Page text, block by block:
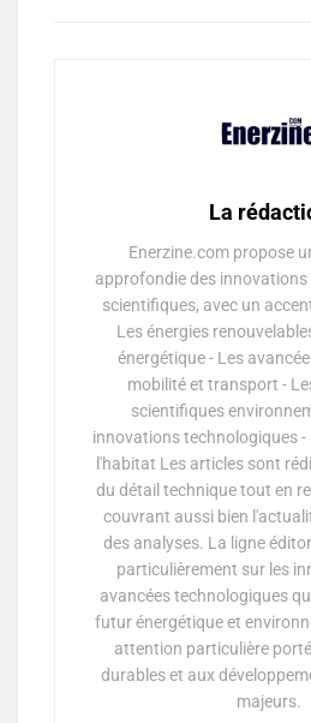
La
Enerzine.com propose
approfondie des
scientifiques, avec un
Les énergies
énergétique - Les
mobilité et transport -
scientifiques
innovations technologiques
l'habitat Les articles sont
du détail technique tout en
couvrant aussi bien
des analyses. La ligne
particulièrement sur les
avancées technologiques
futur énergétique et
attention particulière
durables et aux
majeurs.